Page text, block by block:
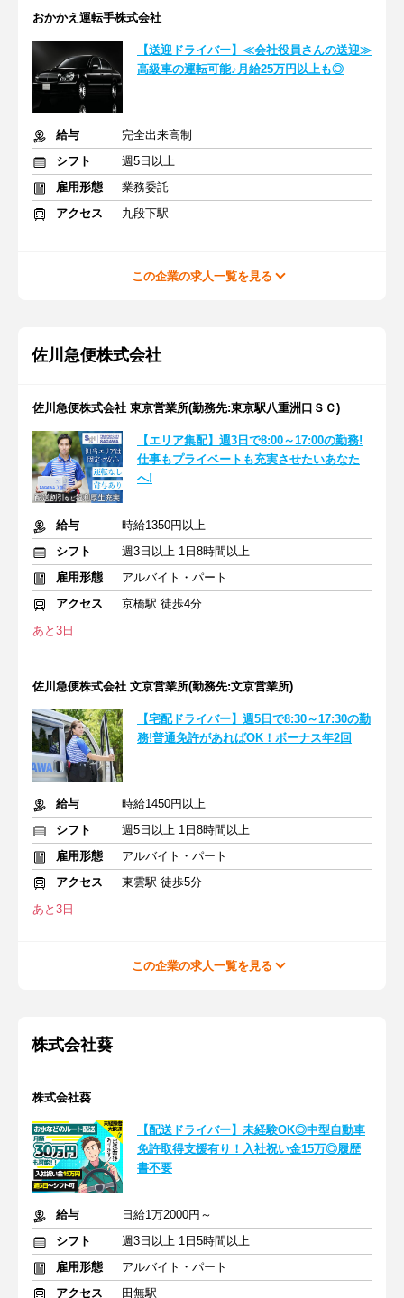
おかかえ運転手株式会社
【送迎ドライバー】≪会社役員さんの送迎≫
高級車の運転可能♪月給25万円以上も◎
給与
完全出来高制
シフト
週5日以上
雇用形態
業務委託
アクセス
九段下駅
この企業の求人一覧を見る
佐川急便株式会社
佐川急便株式会社 東京営業所(勤務先:東京駅八重洲口ＳＣ)
【エリア集配】週3日で8:00～17:00の勤務!
仕事もプライベートも充実させたいあなた
へ!
給与
時給1350円以上
シフト
週3日以上 1日8時間以上
雇用形態
アルバイト・パート
アクセス
京橋駅 徒歩4分
あと3日
佐川急便株式会社 文京営業所(勤務先:文京営業所)
【宅配ドライバー】週5日で8:30～17:30の勤
務!普通免許があればOK！ボーナス年2回
給与
時給1450円以上
シフト
週5日以上 1日8時間以上
雇用形態
アルバイト・パート
アクセス
東雲駅 徒歩5分
あと3日
この企業の求人一覧を見る
株式会社葵
株式会社葵
【配送ドライバー】未経験OK◎中型自動車
免許取得支援有り！入社祝い金15万◎履歴
書不要
給与
日給1万2000円～
シフト
週3日以上 1日5時間以上
雇用形態
アルバイト・パート
アクセス
田無駅